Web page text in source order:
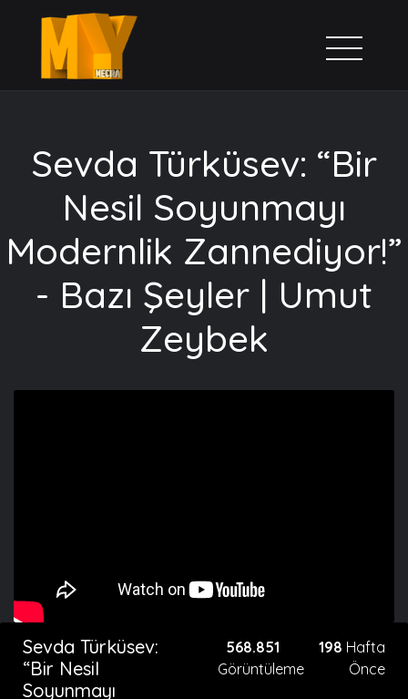
Sevda Türküsev: “Bir
Nesil Soyunmayı
Modernlik Zannediyor!”
- Bazı Şeyler | Umut
Zeybek
Sevda Türküsev:
“Bir Nesil
Soyunmayı
568.851
Görüntüleme
198 Hafta
Önce